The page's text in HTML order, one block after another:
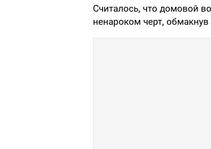
Считалось, что домовой
ненароком черт, обмакнув